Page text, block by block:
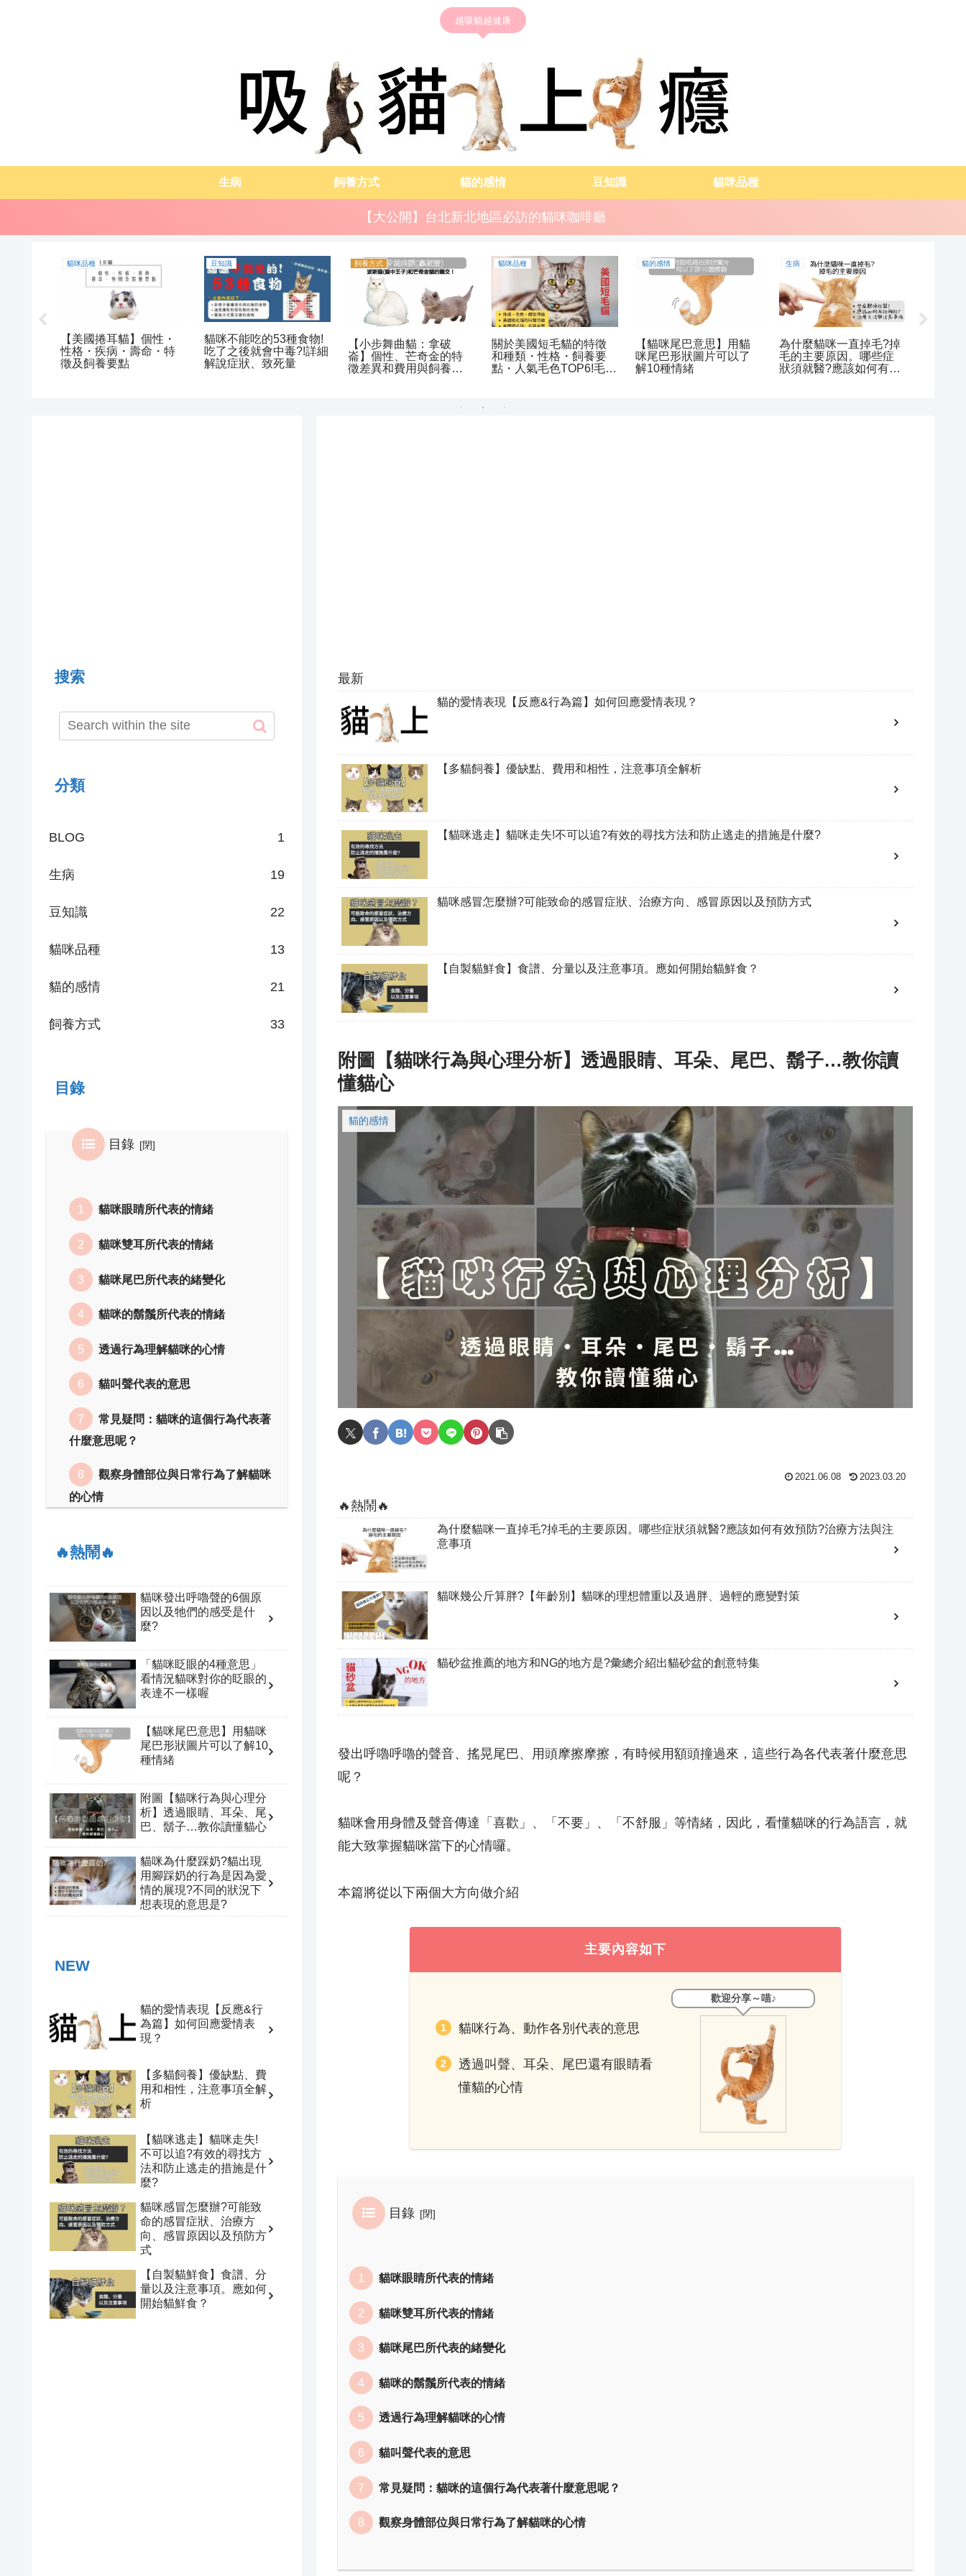
越吸貓越健康
生病 飼養方式 貓的感情 豆知識 貓咪品種
【大公開】台北新北地區必訪的貓咪咖啡廳
貓咪品種
【美國捲耳貓】個性・
性格・疾病・壽命・特
徵及飼養要點
豆知識
貓咪不能吃的53種食物!
吃了之後就會中毒?!詳細
解說症狀、致死量
飼養方式
【小步舞曲貓：拿破
崙】個性、芒奇金的特
徵差異和費用與飼養方
貓咪品種
關於美國短毛貓的特徵
和種類・性格・飼養要
點・人氣毛色TOP6!毛色
貓的感情
【貓咪尾巴意思】用貓
咪尾巴形狀圖片可以了
解10種情緒
生病
為什麼貓咪一直掉毛?掉
毛的主要原因。哪些症
狀須就醫?應該如何有效
最新
貓的愛情表現【反應&行為篇】如何回應愛情表現？
【多貓飼養】優缺點、費用和相性，注意事項全解析
【貓咪逃走】貓咪走失!不可以追?有效的尋找方法和防止逃走的措施是什麼?
貓咪感冒怎麼辦?可能致命的感冒症狀、治療方向、感冒原因以及預防方式
【自製貓鮮食】食譜、分量以及注意事項。應如何開始貓鮮食？
附圖【貓咪行為與心理分析】透過眼睛、耳朵、尾巴、鬍子…教你讀
懂貓心
貓的感情
2021.06.08 2023.03.20
🔥熱鬧🔥
為什麼貓咪一直掉毛?掉毛的主要原因。哪些症狀須就醫?應該如何有效預防?治療方法與注
意事項
貓咪幾公斤算胖?【年齡別】貓咪的理想體重以及過胖、過輕的應變對策
貓砂盆推薦的地方和NG的地方是?彙總介紹出貓砂盆的創意特集
發出呼嚕呼嚕的聲音、搖晃尾巴、用頭摩擦摩擦，有時候用額頭撞過來，這些行為各代表著什麼意思
呢？
貓咪會用身體及聲音傳達「喜歡」、「不要」、「不舒服」等情緒，因此，看懂貓咪的行為語言，就
能大致掌握貓咪當下的心情囉。
本篇將從以下兩個大方向做介紹
主要內容如下
貓咪行為、動作各別代表的意思
透過叫聲、耳朵、尾巴還有眼睛看
懂貓的心情
歡迎分享～喵♪
目錄
貓咪眼睛所代表的情緒
貓咪雙耳所代表的情緒
貓咪尾巴所代表的緒變化
貓咪的鬍鬚所代表的情緒
透過行為理解貓咪的心情
貓叫聲代表的意思
常見疑問：貓咪的這個行為代表著什麼意思呢？
觀察身體部位與日常行為了解貓咪的心情
搜索
分類
BLOG 1
生病 19
豆知識 22
貓咪品種 13
貓的感情 21
飼養方式 33
目錄
目錄
貓咪眼睛所代表的情緒
貓咪雙耳所代表的情緒
貓咪尾巴所代表的緒變化
貓咪的鬍鬚所代表的情緒
透過行為理解貓咪的心情
貓叫聲代表的意思
常見疑問：貓咪的這個行為代表著
什麼意思呢？
觀察身體部位與日常行為了解貓咪
的心情
🔥熱鬧🔥
貓咪發出呼嚕聲的6個原
因以及牠們的感受是什
麼?
「貓咪眨眼的4種意思」
看情況貓咪對你的眨眼的
表達不一樣喔
【貓咪尾巴意思】用貓咪
尾巴形狀圖片可以了解10
種情緒
附圖【貓咪行為與心理分
析】透過眼睛、耳朵、尾
巴、鬍子…教你讀懂貓心
貓咪為什麼踩奶?貓出現
用腳踩奶的行為是因為愛
情的展現?不同的狀況下
想表現的意思是?
NEW
貓的愛情表現【反應&行
為篇】如何回應愛情表
現？
【多貓飼養】優缺點、費
用和相性，注意事項全解
析
【貓咪逃走】貓咪走失!
不可以追?有效的尋找方
法和防止逃走的措施是什
麼?
貓咪感冒怎麼辦?可能致
命的感冒症狀、治療方
向、感冒原因以及預防方
式
【自製貓鮮食】食譜、分
量以及注意事項。應如何
開始貓鮮食？